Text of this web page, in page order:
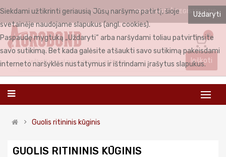
LIETUVIŲ PRISIJUNGTI REGISTRUOTIS
0
Ieškoti
Guolis ritininis kūginis
GUOLIS RITININIS KŪGINIS
Uždaryti
Siekdami užtikrinti geriausią Jūsų naršymo patirtį, šioje
svetainėje naudojame slapukus (angl. cookies).
Paspaudę mygtuką „Uždaryti“ arba naršydami toliau patvirtinsite
savo sutikimą. Bet kada galėsite atšaukti savo sutikimą pakeisdami
interneto naršyklės nustatymus ir ištrindami įrašytus slapukus.